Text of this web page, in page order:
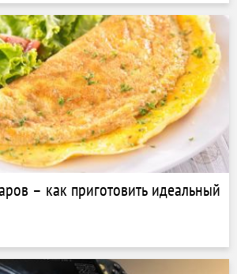
– как приготовить идеальный